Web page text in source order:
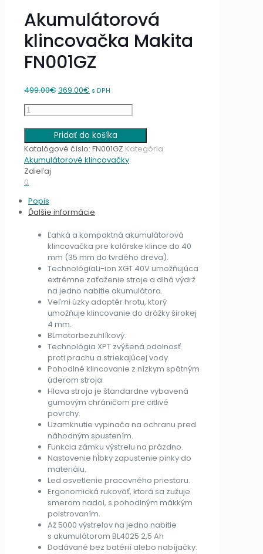
Akumulátorová
klincovačka Makita
FN001GZ
499.00€Original
369.00€ Current
s DPH
množstvo
klincovačka
Makita
FN001GZ
Pridať do košíka
Katalógové číslo: FN001GZ Kategória:
Akumulátorové klincovačky
Zdieľaj
0
Popis
Ďalšie informácie
Ľahká a kompaktná akumulátorová
klincovačka pre kolárske klince do 40
mm (35 mm do tvrdého dreva).
TechnológiaLi-ion XGT 40V umožňujúca
extrémne zaťaženie stroje a dlhá výdrž
na jedno nabitie akumulátora.
Veľmi úzky adaptér hrotu, ktorý
umožňuje klincovanie do drážky širokej
4 mm.
BLmotorbezuhlíkový.
Technológia XPT zvýšená odolnosť
proti prachu a striekajúcej vody.
Pohodlné klincovanie z nízkym spätným
úderom stroja.
Hlava stroja je štandardne vybavená
gumovým chráničom pre citlivé
povrchy.
Uzamknutie vypinača na ochranu pred
náhodným spustením.
Funkcia zámku výstrelu na prázdno.
Nastavenie hĺbky zapustenie pinky do
materiálu.
Led osvetlenie pracovného priestoru.
Ergonomická rukoväť, ktorá sa zužuje
smerom nadol, s pohodlným mäkkým
polstrovaním.
Až 5000 výstrelov na jedno nabitie
s akumulátorom BL4025 2,5 Ah
Dodávané bez batérií alebo nabíjačky.